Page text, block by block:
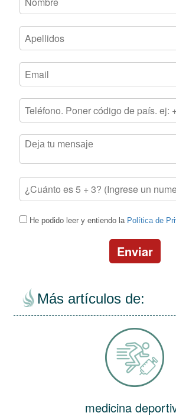
He podido leer y entiendo la Política de
Enviar
Más artículos de:
medicina